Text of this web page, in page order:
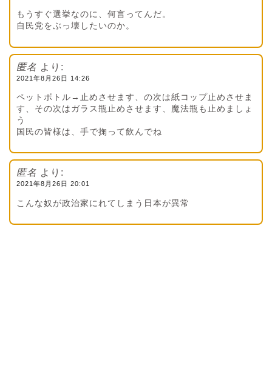
もうすぐ選挙なのに、何言ってんだ。
自民党をぶっ壊したいのか。
匿名 より:
2021年8月26日 14:26
ペットボトル→止めさせます、の次は紙コップ止めさせま
す、その次はガラス瓶止めさせます、魔法瓶も止めましょ
う
国民の皆様は、手で掬って飲んでね
匿名 より:
2021年8月26日 20:01
こんな奴が政治家にれてしまう日本が異常